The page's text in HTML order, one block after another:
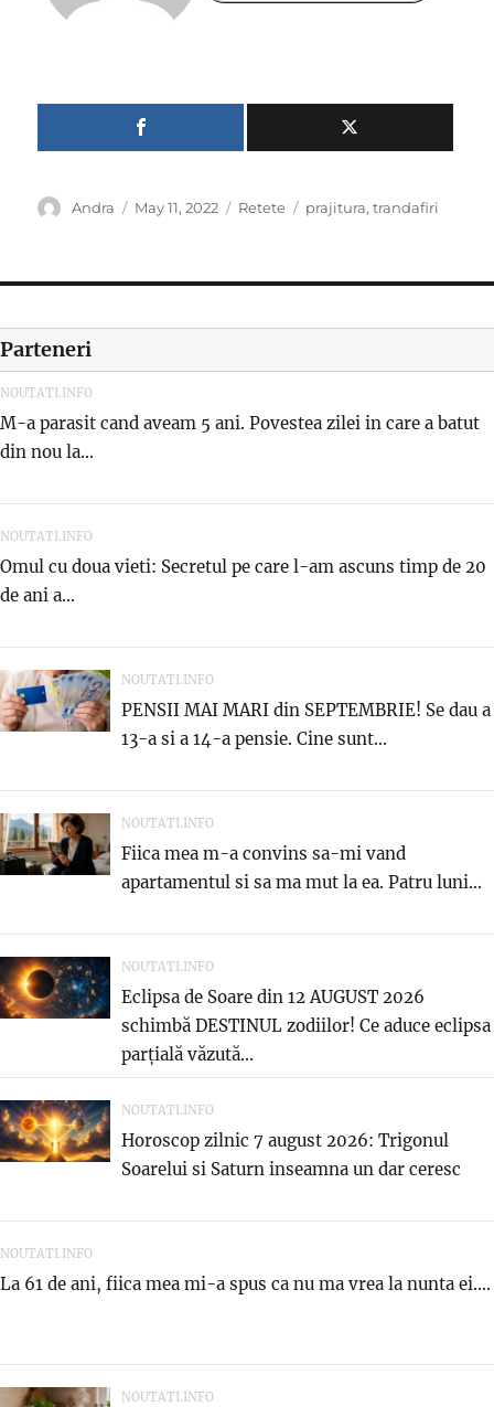
Author
Andra
Posted
May 11, 2022 Categories
Retete Tags
prajitura,trandafiri
Parteneri
NOUTATI.INFO
M-a parasit cand aveam 5 ani. Povestea zilei in care a batut
din nou la...
NOUTATI.INFO
Omul cu doua vieti: Secretul pe care l-am ascuns timp de 20
de ani a...
NOUTATI.INFO
PENSII MAI MARI din SEPTEMBRIE! Se dau a
13-a si a 14-a pensie. Cine sunt...
NOUTATI.INFO
Fiica mea m-a convins sa-mi vand
apartamentul si sa ma mut la ea. Patru luni...
NOUTATI.INFO
Eclipsa de Soare din 12 AUGUST 2026
schimbă DESTINUL zodiilor! Ce aduce eclipsa
parțială văzută...
NOUTATI.INFO
Horoscop zilnic 7 august 2026: Trigonul
Soarelui si Saturn inseamna un dar ceresc
NOUTATI.INFO
La 61 de ani, fiica mea mi-a spus ca nu ma vrea la nunta ei....
NOUTATI.INFO